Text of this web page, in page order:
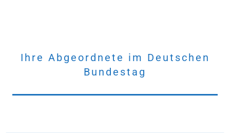
Ihre Abgeordnete im Deutschen
Bundestag